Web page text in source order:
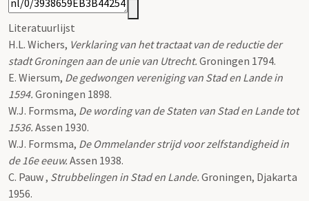
Literatuurlijst
H.L. Wichers, Verklaring van het tractaat van de reductie der
stadt Groningen aan de unie van Utrecht. Groningen 1794.
E. Wiersum, De gedwongen vereniging van Stad en Lande in
1594. Groningen 1898.
W.J. Formsma, De wording van de Staten van Stad en Lande tot
1536. Assen 1930.
W.J. Formsma, De Ommelander strijd voor zelfstandigheid in
de 16e eeuw. Assen 1938.
C. Pauw , Strubbelingen in Stad en Lande. Groningen, Djakarta
1956.